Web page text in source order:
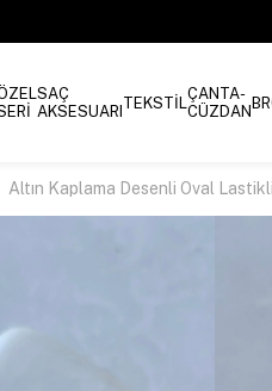
SAÇ
AKSESUARI TEKSTİLÇANTA-
CÜZDAN
Altın Kaplama Desenli Oval